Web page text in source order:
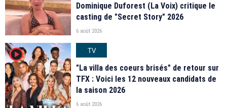
Dominique Duforest (La Voix) critique le
casting de "Secret Story" 2026
6 août 2026
player2
TV
"La villa des coeurs brisés" de retour sur
TFX : Voici les 12 nouveaux candidats de
la saison 2026
6 août 2026